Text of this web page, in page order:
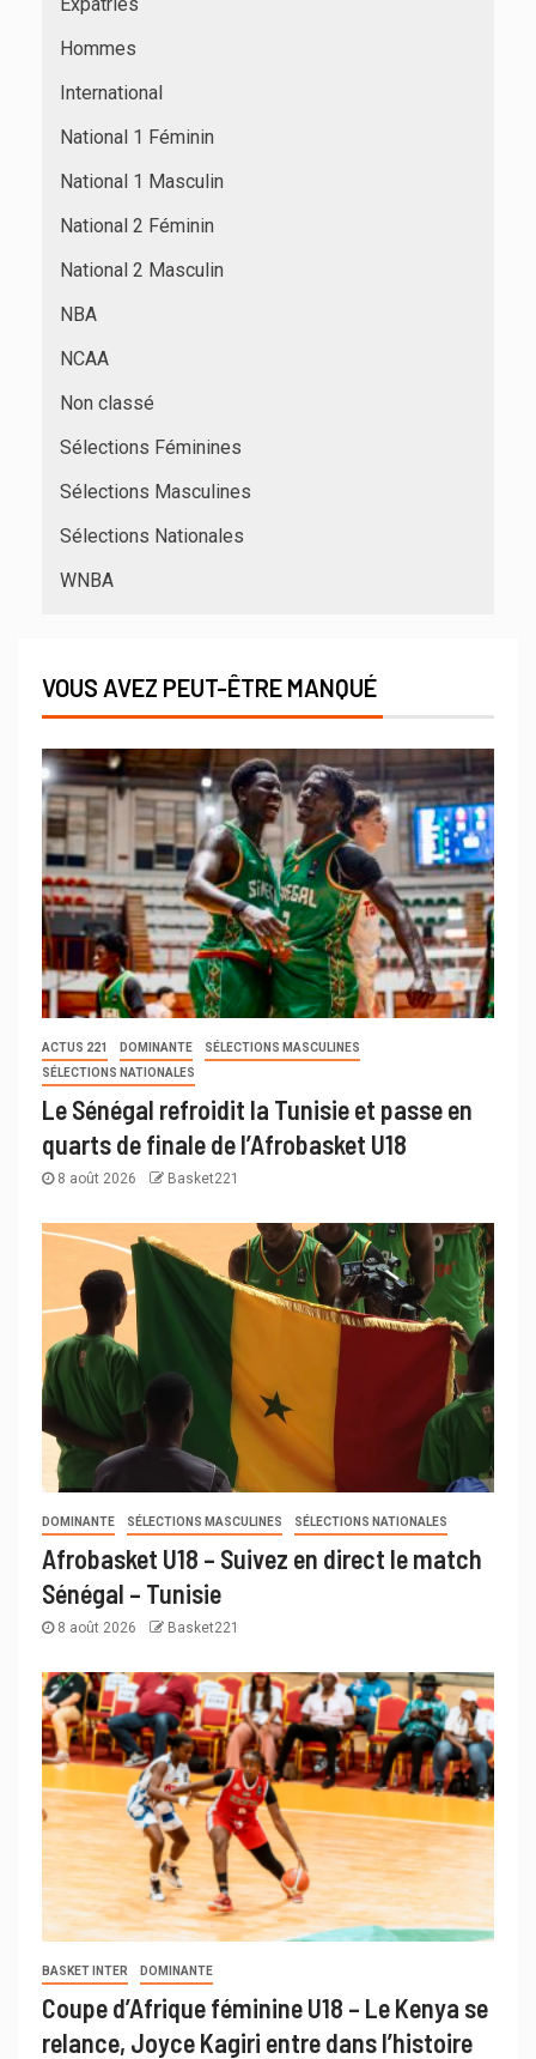
Hommes
International
National 1 Féminin
National 1 Masculin
National 2 Féminin
National 2 Masculin
NBA
NCAA
Non classé
Sélections Féminines
Sélections Masculines
Sélections Nationales
WNBA
VOUS AVEZ PEUT-ÊTRE MANQUÉ
ACTUS 221 DOMINANTE
SÉLECTIONS MASCULINES
SÉLECTIONS NATIONALES
Le Sénégal refroidit la Tunisie et passe en
quarts de finale de l’Afrobasket U18
8 août 2026 Basket221
DOMINANTE SÉLECTIONS MASCULINES SÉLECTIONS NATIONALES
Afrobasket U18 – Suivez en direct le match
Sénégal – Tunisie
8 août 2026 Basket221
BASKET INTER DOMINANTE
Coupe d’Afrique féminine U18 – Le Kenya se
relance, Joyce Kagiri entre dans l’histoire